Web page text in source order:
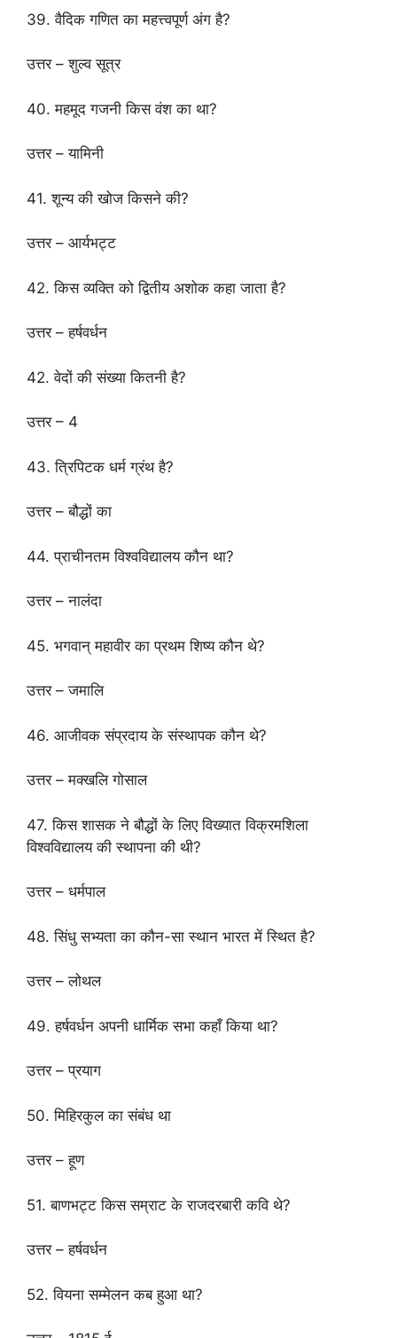
39. वैदिक गणित का महत्त्वपूर्ण अंग है?
उत्तर – शुल्व सूत्र
40. महमूद गजनी किस वंश का था?
उत्तर – यामिनी
41. शून्य की खोज किसने की?
उत्तर – आर्यभट्ट
42. किस व्यक्ति को द्वितीय अशोक कहा जाता है?
उत्तर – हर्षवर्धन
42. वेदों की संख्या कितनी है?
उत्तर – 4
43. त्रिपिटक धर्म ग्रंथ है?
उत्तर – बौद्धों का
44. प्राचीनतम विश्वविद्यालय कौन था?
उत्तर – नालंदा
45. भगवान् महावीर का प्रथम शिष्य कौन थे?
उत्तर – जमालि
46. आजीवक संप्रदाय के संस्थापक कौन थे?
उत्तर – मक्खलि गोसाल
47. किस शासक ने बौद्धों के लिए विख्यात विक्रमशिला
विश्वविद्यालय की स्थापना की थी?
उत्तर – धर्मपाल
48. सिंधु सभ्यता का कौन-सा स्थान भारत में स्थित है?
उत्तर – लोथल
49. हर्षवर्धन अपनी धार्मिक सभा कहाँ किया था?
उत्तर – प्रयाग
50. मिहिरकुल का संबंध था
उत्तर – हूण
51. बाणभट्ट किस सम्राट के राजदरबारी कवि थे?
उत्तर – हर्षवर्धन
52. वियना सम्मेलन कब हुआ था?